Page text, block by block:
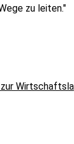
zu leiten."